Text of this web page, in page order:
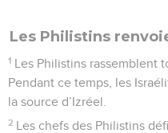
Les Philistins
1 Les Philistins rassemblent
Pendant ce temps, les
la source d’Izréel.
2 Les chefs des Philistins